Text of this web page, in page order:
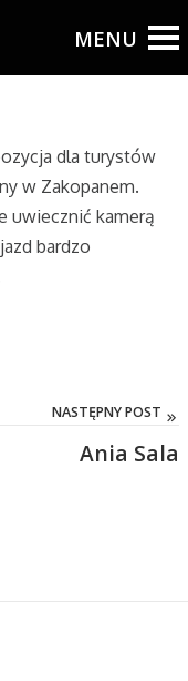
dla turystów
w Zakopanem.
uwiecznić kamerą
bardzo
NASTĘPNY POST
Ania Sala